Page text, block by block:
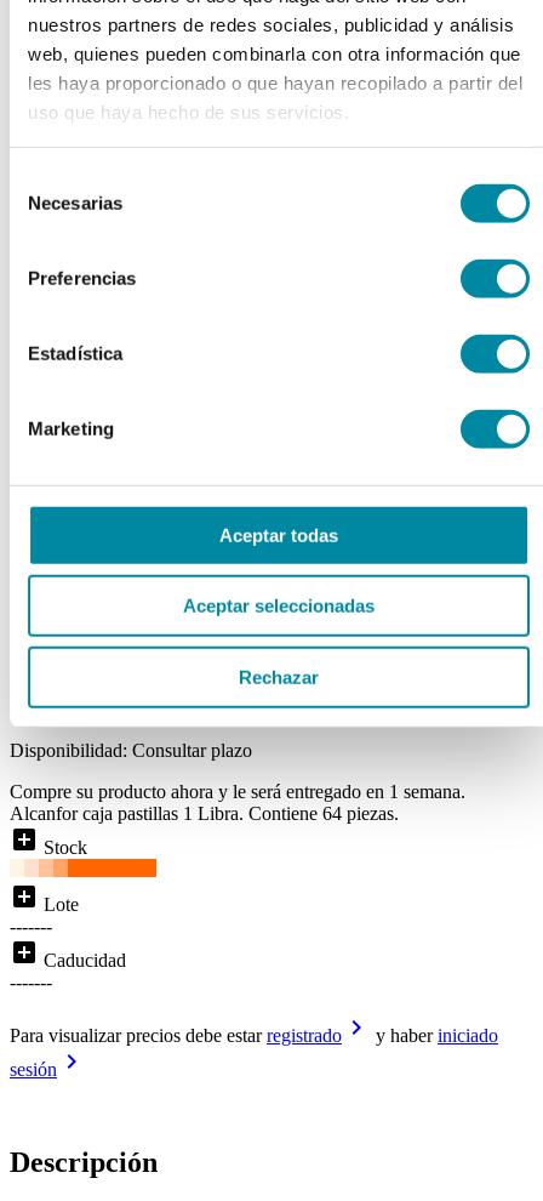
nuestros partners de redes sociales, publicidad y análisis
web, quienes pueden combinarla con otra información que
les haya proporcionado o que hayan recopilado a partir del
uso que haya hecho de sus servicios.
Necesarias
Preferencias
Estadística
Marketing
Aceptar todas
Aceptar seleccionadas
Rechazar
chevron_left chevron_right
adquiriendo este producto
ALCANFOR CAJA
PASTILLAS 1Libra
( 0 )
Disponibilidad: Consultar plazo
Compre su producto ahora y le será entregado en 1 semana.
Alcanfor caja pastillas 1 Libra. Contiene 64 piezas.
add_box Stock
add_box Lote
-------
add_box Caducidad
-------
Para visualizar precios debe estarregistrado keyboard_arrow_right y haberiniciado
sesión keyboard_arrow_right
Descripción